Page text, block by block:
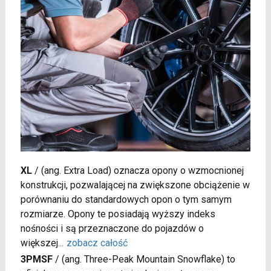
XL/ (ang. Extra Load) oznacza opony o wzmocnionej
konstrukcji, pozwalającej na zwiększone obciążenie w
porównaniu do standardowych opon o tym samym
rozmiarze. Opony te posiadają wyższy indeks
nośności i są przeznaczone do pojazdów o
większej... zobacz całość
3PMSF/ (ang. Three-Peak Mountain Snowflake) to